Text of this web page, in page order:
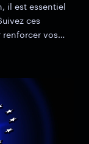
il est essentiel
ces
renforcer vos